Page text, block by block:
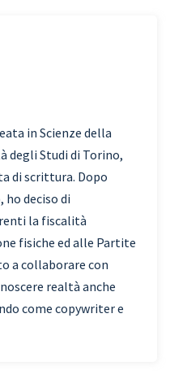
in Scienze della
degli Studi di Torino,
di scrittura. Dopo
deciso di
la fiscalità
fisiche ed alle Partite
a collaborare con
realtà anche
come copywriter e